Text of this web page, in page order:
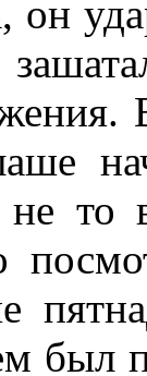
он
не
был